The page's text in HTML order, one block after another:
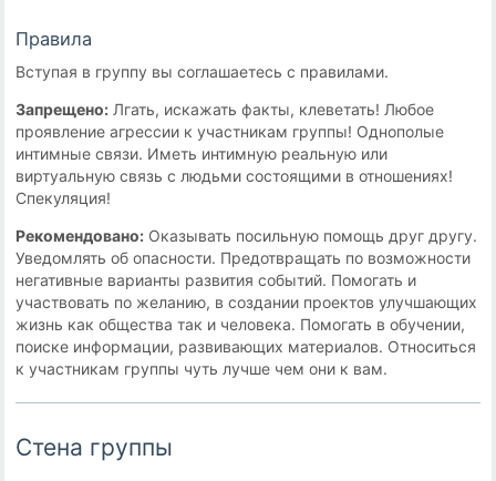
Правила
Вступая в группу вы соглашаетесь с правилами.
Запрещено: Лгать, искажать факты, клеветать! Любое
проявление агрессии к участникам группы! Однополые
интимные связи. Иметь интимную реальную или
виртуальную связь с людьми состоящими в отношениях!
Спекуляция!
Рекомендовано: Оказывать посильную помощь друг другу.
Уведомлять об опасности. Предотвращать по возможности
негативные варианты развития событий. Помогать и
участвовать по желанию, в создании проектов улучшающих
жизнь как общества так и человека. Помогать в обучении,
поиске информации, развивающих материалов. Относиться
к участникам группы чуть лучше чем они к вам.
Стена группы